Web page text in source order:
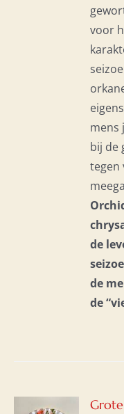
voor
mens
bij de
tegen
de
de
de